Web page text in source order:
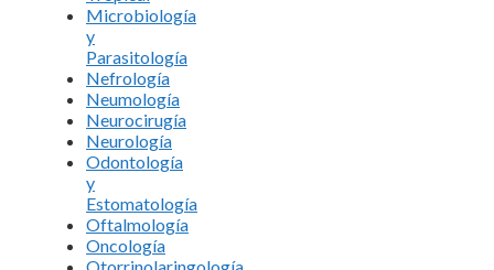
Microbiología
y
Parasitología
Nefrología
Neumología
Neurocirugía
Neurología
Odontología
y
Estomatología
Oftalmología
Oncología